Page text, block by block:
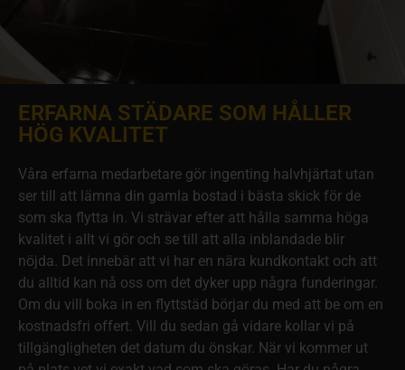
ERFARNA STÄDARE SOM HÅLLER
HÖG KVALITET
Våra erfarna medarbetare gör ingenting halvhjärtat utan
ser till att lämna din gamla bostad i bästa skick för de
som ska flytta in. Vi strävar efter att hålla samma höga
kvalitet i allt vi gör och se till att alla inblandade blir
nöjda. Det innebär att vi har en nära kundkontakt och att
du alltid kan nå oss om det dyker upp några funderingar.
Om du vill boka in en flyttstäd börjar du med att be om en
kostnadsfri offert. Vill du sedan gå vidare kollar vi på
tillgängligheten det datum du önskar. När vi kommer ut